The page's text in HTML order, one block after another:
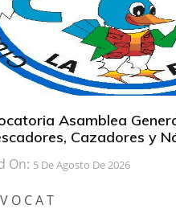
Asamblea
Cazadores y
On: 5 De Agosto De 2026
O C A T